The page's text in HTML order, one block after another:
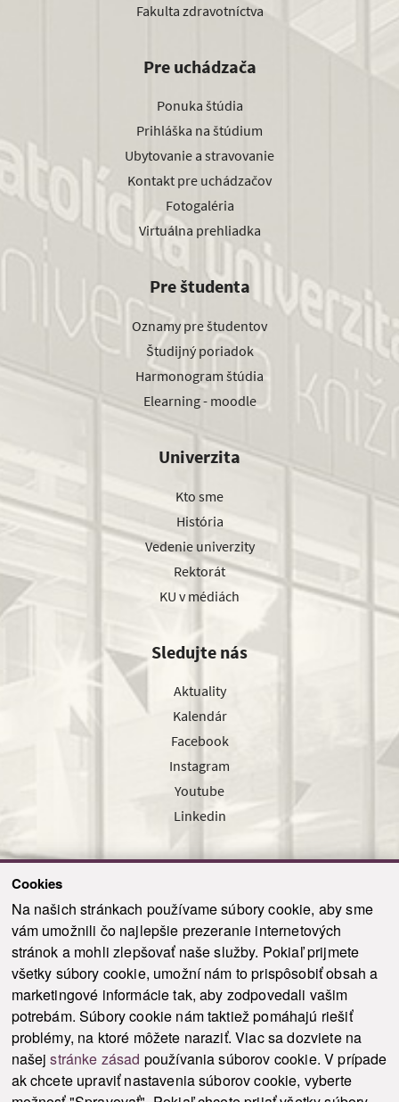
Cookies
Na našich stránkach používame súbory cookie, aby sme
vám umožnili čo najlepšie prezeranie internetových
stránok a mohli zlepšovať naše služby. Pokiaľ prijmete
všetky súbory cookie, umožní nám to prispôsobiť obsah a
marketingové informácie tak, aby zodpovedali vašim
potrebám. Súbory cookie nám taktiež pomáhajú riešiť
problémy, na ktoré môžete naraziť. Viac sa dozviete na
našejstránke zásad používania súborov cookie. V prípade
ak chcete upraviť nastavenia súborov cookie, vyberte
Fakulta zdravotníctva
Pre uchádzača
Ponuka štúdia
Prihláška na štúdium
Ubytovanie a stravovanie
Kontakt pre uchádzačov
Fotogaléria
Virtuálna prehliadka
Pre študenta
Oznamy pre študentov
Študijný poriadok
Harmonogram štúdia
Elearning - moodle
Univerzita
Kto sme
História
Vedenie univerzity
Rektorát
KU v médiách
Sledujte nás
Aktuality
Kalendár
Facebook
Instagram
Youtube
Linkedin
Odoslať
© 2021-2026 ku.sk. Všetky práva vyhradené. | Ochrana osobných údajov
Vyhlásenie o prístupnosti | Admin